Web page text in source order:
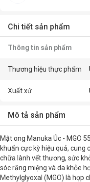
Chi tiết sản phẩm
Thông tin sản phẩm
Thương hiệu thực phẩm
Xuất xứ
Mô tả sản phẩm
Mật ong Manuka Úc - MGO
khuẩn cực kỳ hiệu quả, cung
chữa lành vết thương, sức
sóc răng miệng và da khỏe
Methylglyoxal (MGO) là hợp